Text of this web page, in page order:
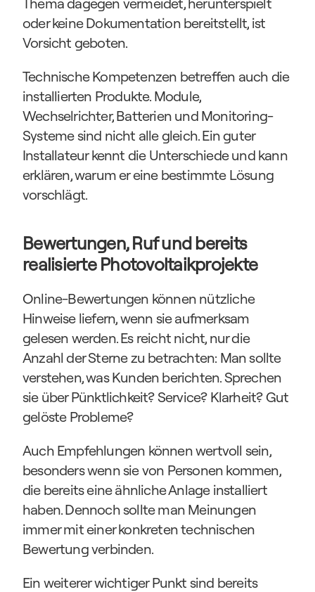
oder keine Dokumentation bereitstellt, ist
Vorsicht geboten.
Technische Kompetenzen betreffen auch die
installierten Produkte. Module,
Wechselrichter, Batterien und Monitoring-
Systeme sind nicht alle gleich. Ein guter
Installateur kennt die Unterschiede und kann
erklären, warum er eine bestimmte Lösung
vorschlägt.
Bewertungen, Ruf und bereits
realisierte Photovoltaikprojekte
Online-Bewertungen können nützliche
Hinweise liefern, wenn sie aufmerksam
gelesen werden. Es reicht nicht, nur die
Anzahl der Sterne zu betrachten: Man sollte
verstehen, was Kunden berichten. Sprechen
sie über Pünktlichkeit? Service? Klarheit? Gut
gelöste Probleme?
Auch Empfehlungen können wertvoll sein,
besonders wenn sie von Personen kommen,
die bereits eine ähnliche Anlage installiert
haben. Dennoch sollte man Meinungen
immer mit einer konkreten technischen
Bewertung verbinden.
Ein weiterer wichtiger Punkt sind bereits